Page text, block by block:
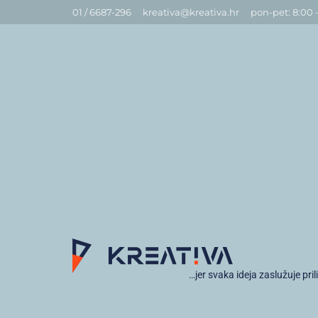
01 / 6687-296 kreativa@kreativa.hr pon-pet: 8:00
…jer svaka ideja zaslužuje